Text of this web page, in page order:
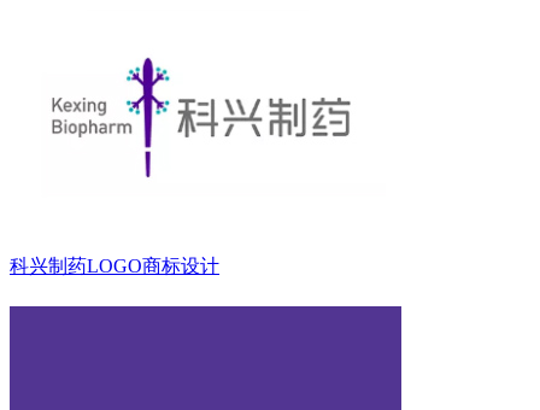
科兴制药LOGO商标设计